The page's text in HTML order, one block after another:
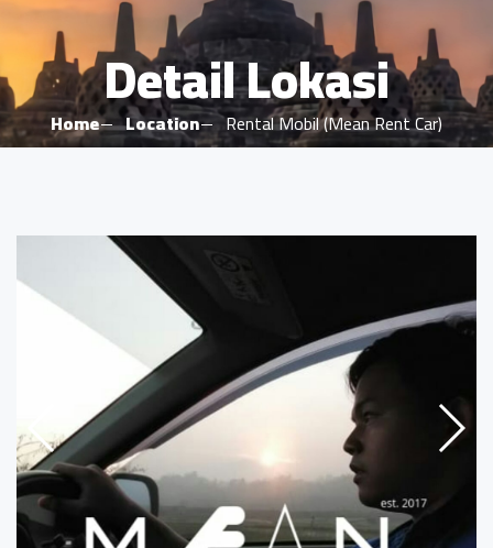
Detail Lokasi
Home Location Rental Mobil (Mean Rent Car)